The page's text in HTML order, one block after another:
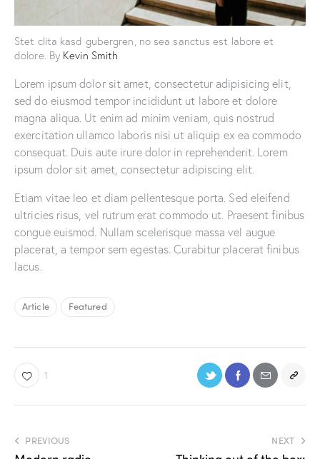
Stet clita kasd gubergren, no sea sanctus est labore et
dolore. By Kevin Smith
Lorem ipsum dolor sit amet, consectetur adipisicing elit,
sed do eiusmod tempor incididunt ut labore et dolore
magna aliqua. Ut enim ad minim veniam, quis nostrud
exercitation ullamco laboris nisi ut aliquip ex ea commodo
consequat. Duis aute irure dolor in reprehenderit. Lorem
ipsum dolor sit amet, consectetur adipiscing elit.
Etiam vitae leo et diam pellentesque porta. Sed eleifend
ultricies risus, vel rutrum erat commodo ut. Praesent finibus
congue euismod. Nullam scelerisque massa vel augue
placerat, a tempor sem egestas. Curabitur placerat finibus
lacus.
Article Featured
1
PREVIOUS NEXT